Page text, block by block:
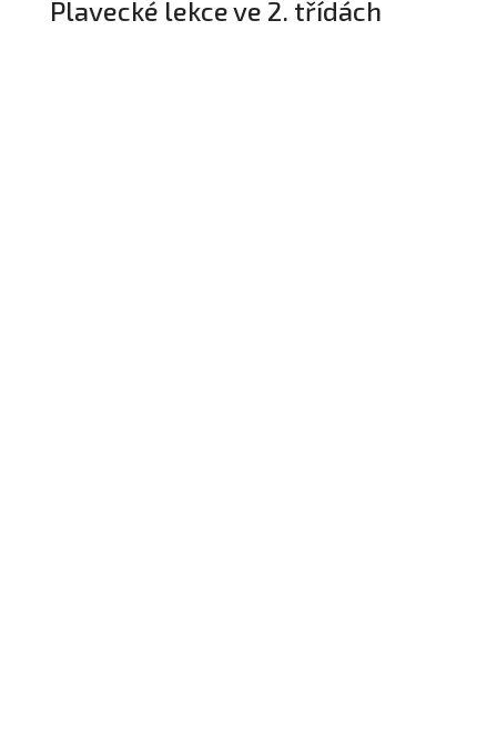
Plavecké lekce ve 2. třídách